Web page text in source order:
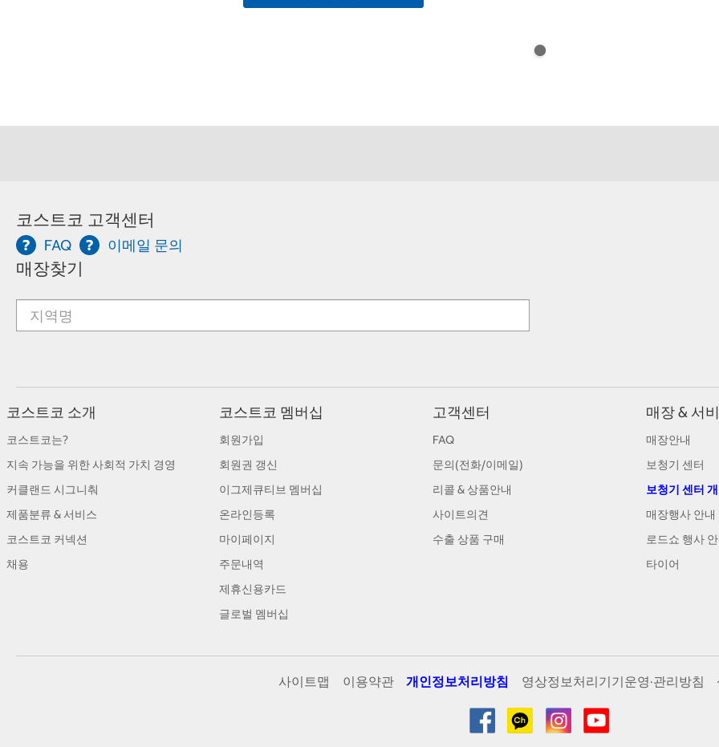
코스트코 고객센터
FAQ 이메일 문의
매장찾기
코스트코 소개
코스트코는?
지속 가능을 위한 사회적 가치 경영
커클랜드 시그니춰
제품분류 & 서비스
코스트코 커넥션
채용
코스트코 멤버십
회원가입
회원권 갱신
이그제큐티브 멤버십
온라인등록
마이페이지
주문내역
제휴신용카드
글로벌 멤버십
고객센터
FAQ
문의(전화/이메일)
리콜 & 상품안내
사이트의견
수출 상품 구매
매장 & 서
매장안내
보청기 센터
보청기 센터
매장행사 안내
로드쇼 행사
타이어
사이트맵 이용약관 개인정보처리방침 영상정보처리기기운영·관리방침